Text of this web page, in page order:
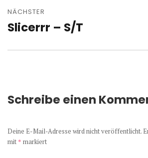
NÄCHSTER
Nächster
Slicerrr – S/T
Schreibe einen
Deine E-Mail-Adresse wird nicht veröffentlicht.
mit * markiert